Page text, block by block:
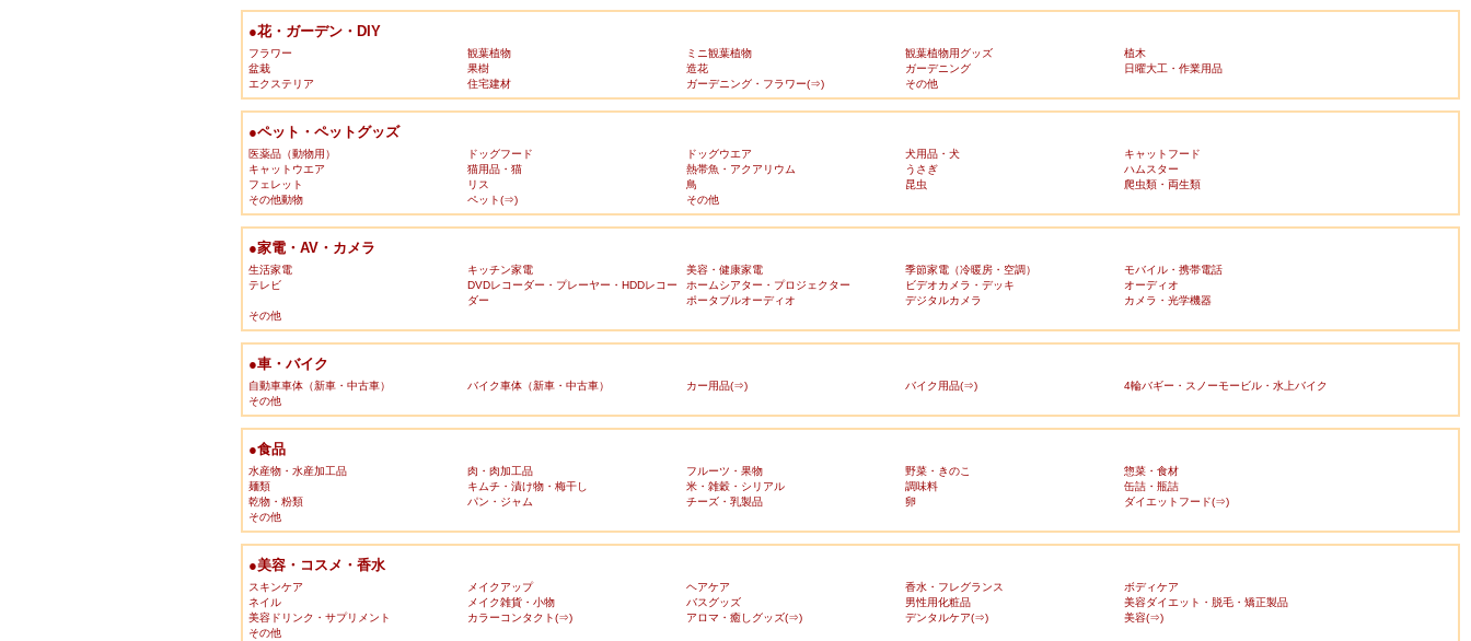
●花・ガーデン・DIY
フラワー 観葉植物 ミニ観葉植物 観葉植物用グッズ
植木
盆栽
果樹 造花 ガーデニング
日曜大工・作業用品
エクステリア
住宅建材 ガーデニング・フラワー(⇒) その他
●ペット・ペットグッズ
医薬品（動物用） ドッグフード ドッグウエア 犬用品・犬
キャットフード
キャットウエア
猫用品・猫 熱帯魚・アクアリウム うさぎ
ハムスター
フェレット
リス 鳥 昆虫
爬虫類・両生類
その他動物
ペット(⇒) その他
●家電・AV・カメラ
生活家電 キッチン家電 美容・健康家電 季節家電（冷暖房・空調）
モバイル・携帯電話
テレビ
DVDレコーダー・プレーヤー・HDDレコー
ダー
ホームシアター・プロジェクター ビデオカメラ・デッキ
オーディオ
ポータブルオーディオ
デジタルカメラ
カメラ・光学機器
その他
●車・バイク
自動車車体（新車・中古車） バイク車体（新車・中古車） カー用品(⇒) バイク用品(⇒)
4輪バギー・スノーモービル・水上バイク
その他
●食品
水産物・水産加工品 肉・肉加工品 フルーツ・果物 野菜・きのこ
惣菜・食材
麺類
キムチ・漬け物・梅干し 米・雑穀・シリアル 調味料
缶詰・瓶詰
乾物・粉類
パン・ジャム チーズ・乳製品 卵
ダイエットフード(⇒)
その他
●美容・コスメ・香水
スキンケア メイクアップ ヘアケア 香水・フレグランス
ボディケア
ネイル
メイク雑貨・小物 バスグッズ 男性用化粧品
美容ダイエット・脱毛・矯正製品
美容ドリンク・サプリメント
カラーコンタクト(⇒) アロマ・癒しグッズ(⇒) デンタルケア(⇒)
美容(⇒)
その他